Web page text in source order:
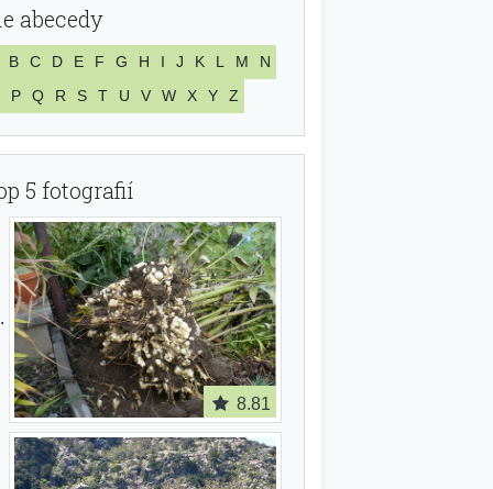
abecedy
B C D E F G H I J K L M
N
P
Q R S T U V W X Y Z
5 fotografií
8.81